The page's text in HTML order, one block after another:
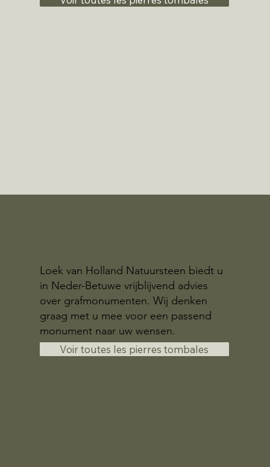
Loek van Holland Natuursteen biedt u
in Neder-Betuwe vrijblijvend advies
over grafmonumenten. Wij denken
graag met u mee voor een passend
monument naar uw wensen.
Voir toutes les pierres tombales